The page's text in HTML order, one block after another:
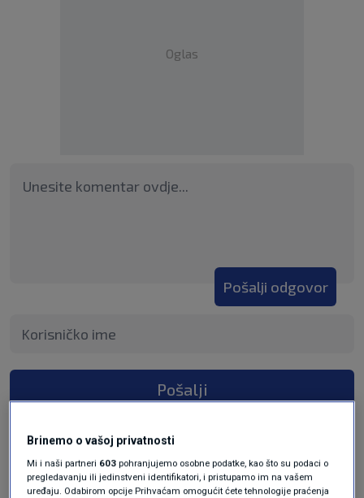
Oglas
Pošalji odgovor
Pošalji
Brinemo o vašoj privatnosti
Mi i naši partneri 603 pohranjujemo osobne podatke, kao što su podaci o
pregledavanju ili jedinstveni identifikatori, i pristupamo im na vašem
uređaju. Odabirom opcije Prihvaćam omogućit ćete tehnologije praćenja